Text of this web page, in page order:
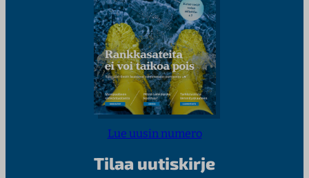
Lue uusin numero
Tilaa uutiskirje